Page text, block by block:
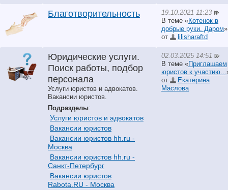
Благотворительность
19.10.2021 11:23
В теме «Котенок в
добрые руки. Даром»
от
lilisharaftd
Юридические услуги.
Поиск работы, подбор
персонала
Услуги юристов и адвокатов.
Вакансии юристов.
Подразделы:
Услуги юристов и адвокатов
Вакансии юристов
Вакансии юристов hh.ru -
Москва
Вакансии юристов hh.ru -
Санкт-Петербург
Вакансии юристов
Rabota.RU - Москва
02.03.2025 14:51
В теме «Приглашаем
юристов к участию...
от
Екатерина
Маслова